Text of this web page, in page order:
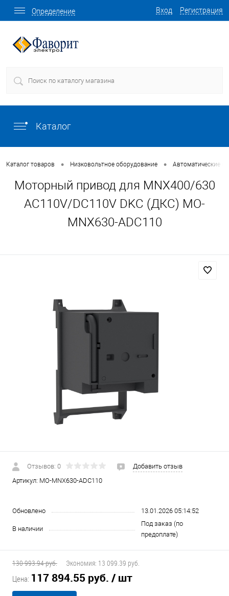
Вход Регистрация
Определение
Каталог
Каталог товаров • Низковольтное оборудование • Автоматические
Моторный привод для MNX400/630
AC110V/DC110V DKC (ДКС) MO-
MNX630-ADC110
Отзывов: 0
Добавить отзыв
Артикул: MO-MNX630-ADC110
Обновлено 13.01.2026 05:14:52
В наличии
Под заказ (по
предоплате)
130 993.94 руб. Экономия: 13 099.39 руб.
Цена: 117 894.55 руб. / шт